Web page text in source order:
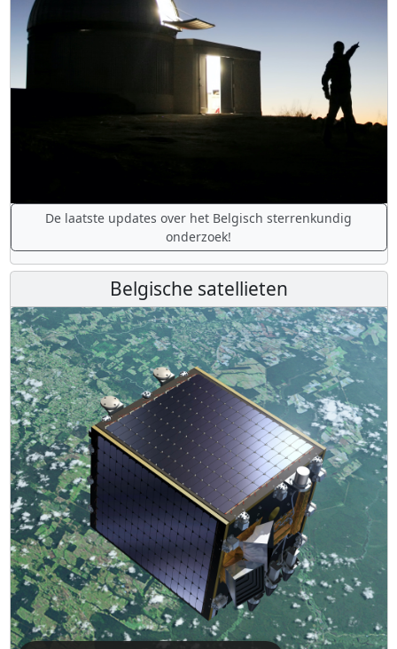
De laatste updates over het Belgisch sterrenkundig
onderzoek!
Belgische satellieten